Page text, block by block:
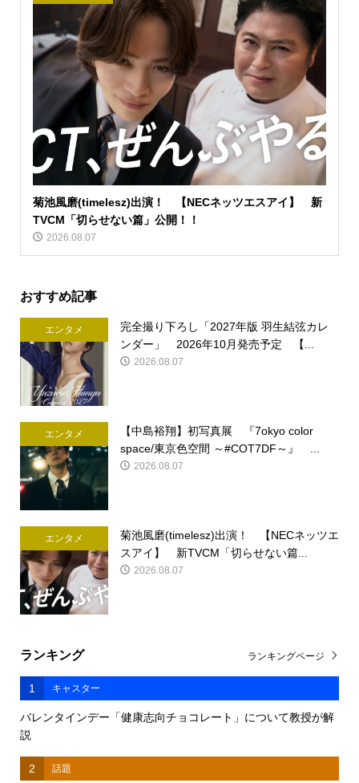
菊池風磨(timelesz)出演！ 【NECネッツエスアイ】 新
TVCM「切らせない篇」公開！！
2026.08.07
おすすめ記事
エンタメ
完全撮り下ろし「2027年版 羽生結弦カレ
ンダー」 2026年10月発売予定 【...
2026.08.07
エンタメ
【中島裕翔】初写真展 『7okyo color
space/東京色空間 ～#COT7DF～』 ...
2026.08.07
エンタメ
菊池風磨(timelesz)出演！ 【NECネッツエ
スアイ】 新TVCM「切らせない篇...
2026.08.07
ランキング
1 キャスター
バレンタインデー「健康志向チョコレート」について教授が解
説
2 話題
ランキングページ